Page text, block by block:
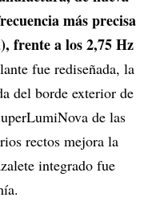
más precisa
frente a los 2,75 Hz
fue rediseñada, la
del borde exterior de
de las
rectos mejora la
integrado fue